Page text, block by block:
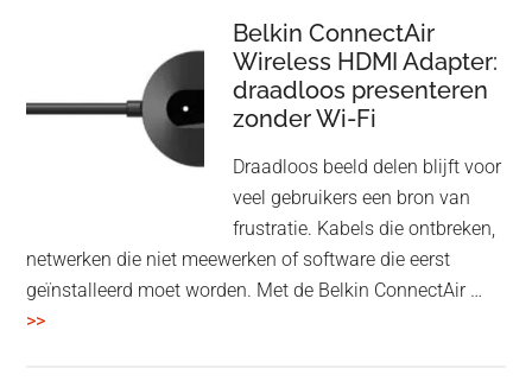
Speaker
in
een
twist
Belkin ConnectAir
Wireless HDMI Adapter:
draadloos presenteren
zonder Wi-Fi
Draadloos beeld delen blijft voor
veel gebruikers een bron van
frustratie. Kabels die ontbreken,
netwerken die niet meewerken of software die eerst
geïnstalleerd moet worden. Met de Belkin ConnectAir …
>>overBelkin